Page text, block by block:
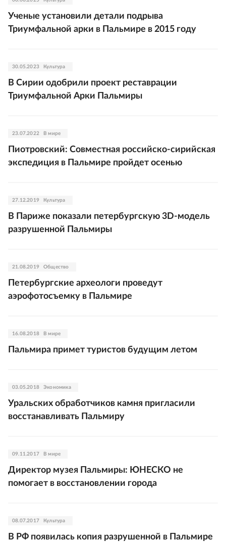
Ученые установили детали подрыва
Триумфальной арки в Пальмире в 2015 году
30.05.2023 Культура
В Сирии одобрили проект реставрации
Триумфальной Арки Пальмиры
23.07.2022 В мире
Пиотровский: Совместная российско-сирийская
экспедиция в Пальмире пройдет осенью
27.12.2019 Культура
В Париже показали петербургскую 3D-модель
разрушенной Пальмиры
21.08.2019 Общество
Петербургские археологи проведут
аэрофотосъемку в Пальмире
16.08.2018 В мире
Пальмира примет туристов будущим летом
03.05.2018 Экономика
Уральских обработчиков камня пригласили
восстанавливать Пальмиру
09.11.2017 В мире
Директор музея Пальмиры: ЮНЕСКО не
помогает в восстановлении города
08.07.2017 Культура
В РФ появилась копия разрушенной в Пальмире